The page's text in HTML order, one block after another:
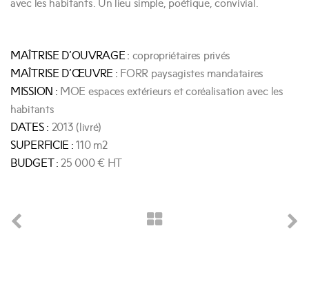
avec les habitants. Un lieu simple, poétique, convivial.
MAÎTRISE D’OUVRAGE : copropriétaires privés
MAÎTRISE D’ŒUVRE : FORR paysagistes mandataires
MISSION : MOE espaces extérieurs et coréalisation avec les
habitants
DATES : 2013 (livré)
SUPERFICIE : 110 m2
BUDGET : 25 000 € HT